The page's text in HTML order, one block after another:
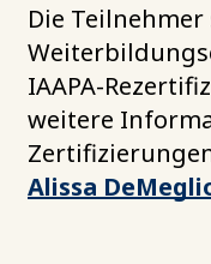
Die
IAAPA-
weitere
Alissa